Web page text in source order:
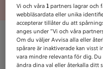
Vi och våra1 partners lagrar och
webbläsardata eller unika
accepterar tillåter du att
anges under ”Vi och våra
Om du väljer Avvisa alla eller
spårare är inaktiverade kan visst
vara mindre relevanta för dig.
ändra dina val eller återkalla ditt